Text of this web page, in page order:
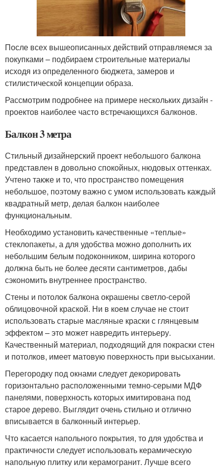
После всех вышеописанных действий отправляемся за
покупками – подбираем строительные материалы
исходя из определенного бюджета, замеров и
стилистической концепции образа.
Рассмотрим подробнее на примере нескольких дизайн -
проектов наиболее часто встречающихся балконов.
Балкон 3 метра
Стильный дизайнерский проект небольшого балкона
представлен в довольно спокойных, нюдовых оттенках.
Учтено также и то, что пространство помещения
небольшое, поэтому важно с умом использовать каждый
квадратный метр, делая балкон наиболее
функциональным.
Необходимо установить качественные «теплые»
стеклопакеты, а для удобства можно дополнить их
небольшим белым подоконником, ширина которого
должна быть не более десяти сантиметров, дабы
сэкономить внутреннее пространство.
Стены и потолок балкона окрашены светло-серой
облицовочной краской. Ни в коем случае не стоит
использовать старые масляные краски с глянцевым
эффектом – это может навредить интерьеру.
Качественный материал, подходящий для покраски стен
и потолков, имеет матовую поверхность при высыхании.
Перегородку под окнами следует декорировать
горизонтально расположенными темно-серыми МДФ
панелями, поверхность которых имитирована под
старое дерево. Выглядит очень стильно и отлично
вписывается в балконный интерьер.
Что касается напольного покрытия, то для удобства и
практичности следует использовать керамическую
напольную плитку или керамогранит. Лучше всего